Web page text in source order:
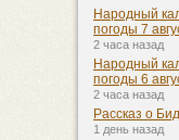
Народный
погоды 7
2 часа назад
Народный
погоды 6
2 часа назад
Рассказ о
1 день назад